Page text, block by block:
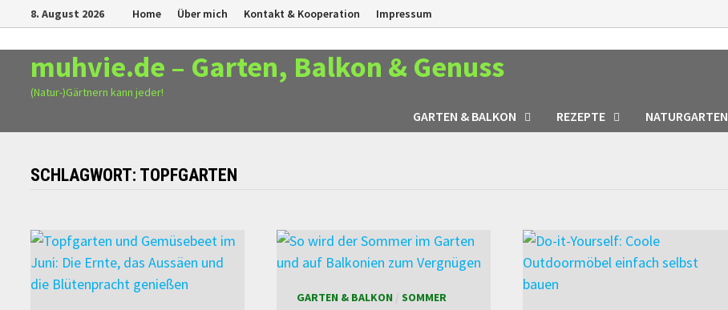
Zurück
zum
Inhalt
8. August 2026 Home Über mich Kontakt & Kooperation Impressum
muhvie.de – Garten, Balkon & Genuss
(Natur-)Gärtnern kann jeder!
GARTEN & BALKON REZEPTE NATURGARTEN
SCHLAGWORT: TOPFGARTEN
GARTEN & BALKON SOMMER